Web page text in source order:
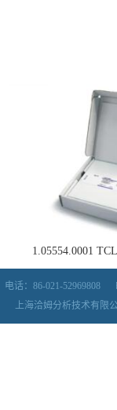
1.05554.0001
电话：86-021-52969808
上海洽姆分析技术有限